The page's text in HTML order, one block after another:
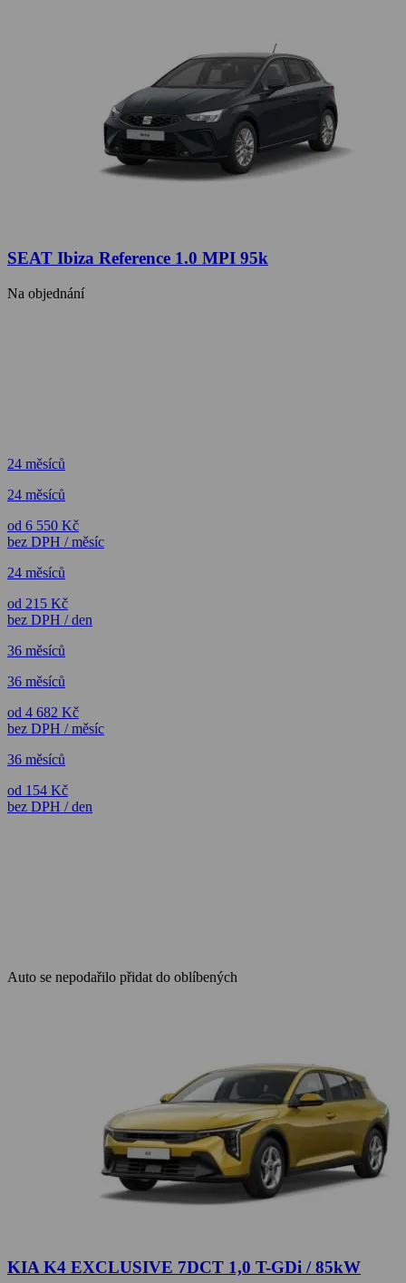
SEAT Ibiza Reference 1.0 MPI 95k
Na objednání
24 měsíců
24 měsíců
od 6 550 Kč
bez DPH / měsíc
24 měsíců
od 215 Kč
bez DPH / den
36 měsíců
36 měsíců
od 4 682 Kč
bez DPH / měsíc
36 měsíců
od 154 Kč
bez DPH / den
Auto se nepodařilo přidat do oblíbených
KIA K4 EXCLUSIVE 7DCT 1,0 T-GDi / 85kW